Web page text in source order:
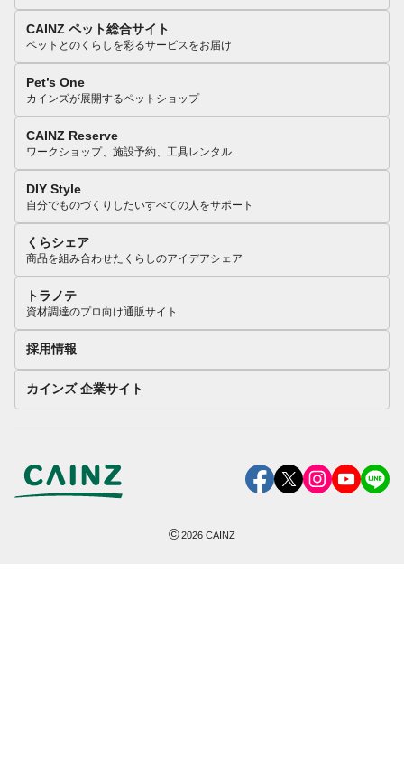
CAINZ ペット総合サイト
ペットとのくらしを彩るサービスをお届け
Pet’s One
カインズが展開するペットショップ
CAINZ Reserve
ワークショップ、施設予約、工具レンタル
DIY Style
自分でものづくりしたいすべての人をサポート
くらシェア
商品を組み合わせたくらしのアイデアシェア
トラノテ
資材調達のプロ向け通販サイト
採用情報
カインズ 企業サイト
©2026 CAINZ